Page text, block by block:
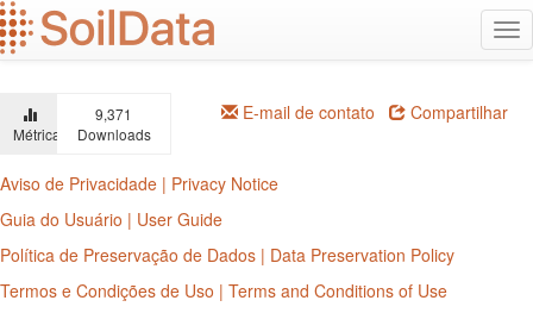
Ir
para
o
principal
Métricas
9,371
Downloads
E-mail de contato Compartilhar
Aviso de Privacidade | Privacy Notice
Guia do Usuário | User Guide
Política de Preservação de Dados | Data Preservation Policy
Termos e Condições de Uso | Terms and Conditions of Use